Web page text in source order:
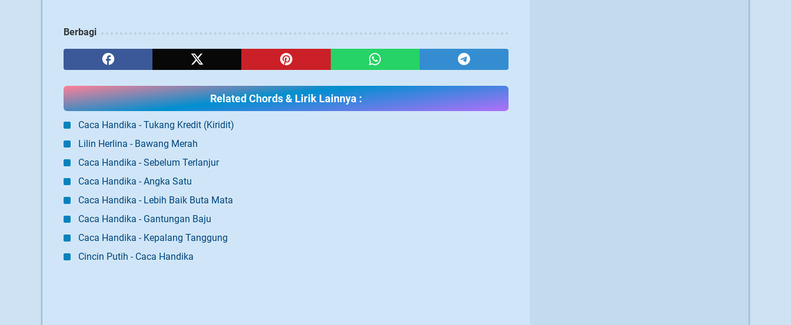
Berbagi
Related Chords & Lirik Lainnya :
Caca Handika - Tukang Kredit (Kiridit)
Lilin Herlina - Bawang Merah
Caca Handika - Sebelum Terlanjur
Caca Handika - Angka Satu
Caca Handika - Lebih Baik Buta Mata
Caca Handika - Gantungan Baju
Caca Handika - Kepalang Tanggung
Cincin Putih - Caca Handika